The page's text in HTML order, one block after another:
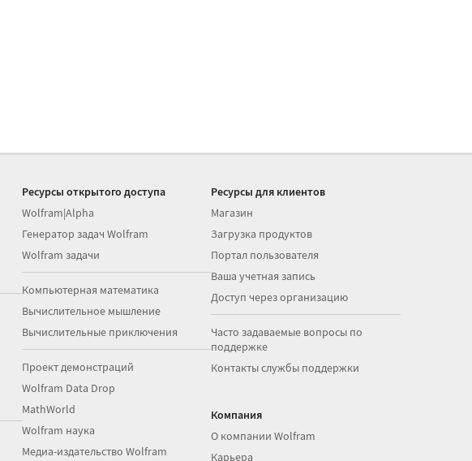
Ресурсы открытого доступа
Wolfram|Alpha
Генератор задач Wolfram
Wolfram задачи
Компьютерная математика
Вычислительное мышление
Вычислительные приключения
Проект демонстраций
Wolfram Data Drop
MathWorld
Wolfram наука
Медиа-издательство Wolfram
Ресурсы для клиентов
Магазин
Загрузка продуктов
Портал пользователя
Ваша учетная запись
Доступ через организацию
Часто задаваемые вопросы по
поддержке
Контакты службы поддержки
Компания
О компании Wolfram
Карьера